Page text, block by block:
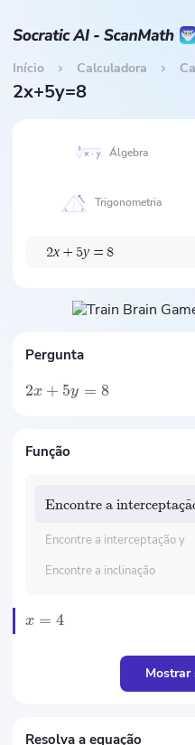
Início Calculadora
2x+5y=8
Álgebra
Trigonometria
2x + 5y = 8
Pergunta
2x + 5y = 8
Função
Encontre a interceptac
¸a
˜
Encontre a interceptação y
Encontre a inclinação
x = 4
Mostrar
Resolva a equação